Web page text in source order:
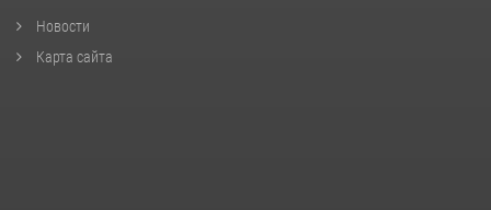
Новости
Карта сайта